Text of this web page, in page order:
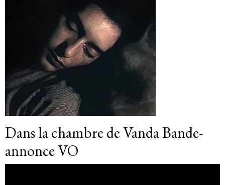
Dans la chambre de Vanda Bande-
annonce VO